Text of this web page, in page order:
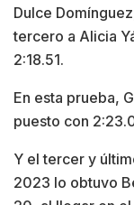
Dulce
tercero a Alicia
2:18.51.
En esta prueba,
puesto con
Y el tercer y
2023 lo obtuvo